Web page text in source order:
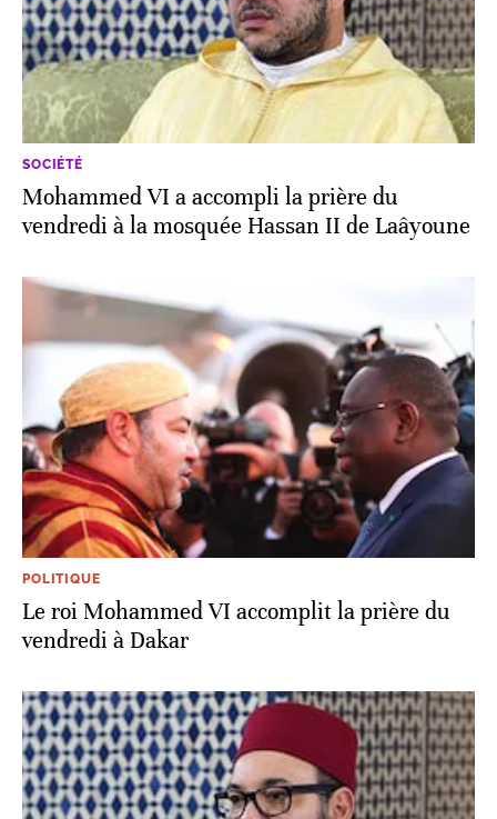
SOCIÉTÉ
Mohammed VI a accompli la prière du
vendredi à la mosquée Hassan II de Laâyoune
POLITIQUE
Le roi Mohammed VI accomplit la prière du
vendredi à Dakar